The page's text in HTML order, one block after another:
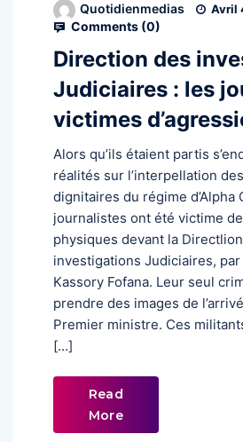
Quotidienmedias Avril
Comments (0)
Direction des
Judiciaires : les
victimes
Alors qu’ils étaient partis
réalités sur l’interpellation
dignitaires du régime d’Alpha
journalistes ont été victime de
physiques devant la
investigations Judiciaires,
Kassory Fofana. Leur seul
prendre des images de
Premier ministre. Ces
[…]
Read
More